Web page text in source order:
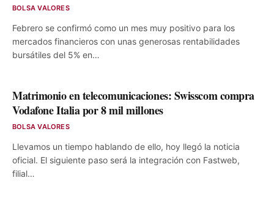
BOLSA VALORES
Febrero se confirmó como un mes muy positivo para los
mercados financieros con unas generosas rentabilidades
bursátiles del 5% en…
Matrimonio en telecomunicaciones: Swisscom compra
Vodafone Italia por 8 mil millones
BOLSA VALORES
Llevamos un tiempo hablando de ello, hoy llegó la noticia
oficial. El siguiente paso será la integración con Fastweb,
filial…